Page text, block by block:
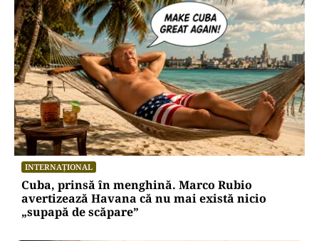
INTERNAȚIONAL
Cuba, prinsă în menghină. Marco Rubio
avertizează Havana că nu mai există nicio
„supapă de scăpare”